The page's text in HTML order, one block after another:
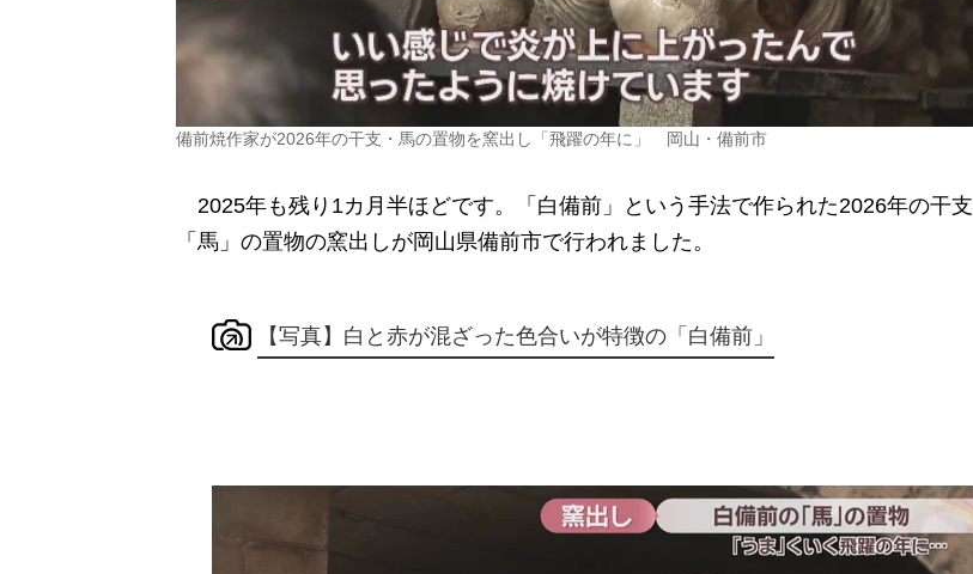
備前焼作家が2026年の干支・馬の置物を窯出し「飛躍の年に」 岡山・備前市
2025年も残り1カ月半ほどです。「白備前」という手法で作られた2026年の干支
「馬」の置物の窯出しが岡山県備前市で行われました。
【写真】白と赤が混ざった色合いが特徴の「白備前」